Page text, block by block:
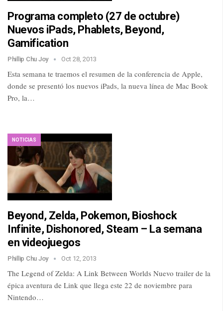
Programa completo (27 de octubre)
Nuevos iPads, Phablets, Beyond,
Gamification
Phillip Chu Joy Oct 28, 2013
Esta semana te traemos el resumen de la conferencia de Apple,
donde se presentó los nuevos iPads, la nueva línea de Mac Book
Pro, la…
NOTICIAS
Beyond, Zelda, Pokemon, Bioshock
Infinite, Dishonored, Steam – La semana
en videojuegos
Phillip Chu Joy Oct 12, 2013
The Legend of Zelda: A Link Between Worlds Nuevo trailer de la
épica aventura de Link que llega este 22 de noviembre para
Nintendo…